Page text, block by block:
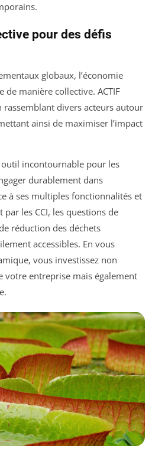
pour des défis
globaux, l’économie
manière collective. ACTIF
rassemblant divers acteurs autour
ainsi de maximiser l’impact
incontournable pour les
durablement dans
à ses multiples fonctionnalités et
les CCI, les questions de
réduction des déchets
accessibles. En vous
vous investissez non
votre entreprise mais également